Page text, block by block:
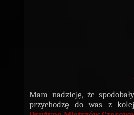
Mam nadzieję, że
przychodzę do was z